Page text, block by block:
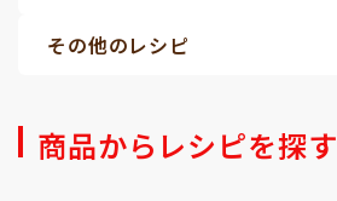
その他のレシピ
商品からレシピを探す